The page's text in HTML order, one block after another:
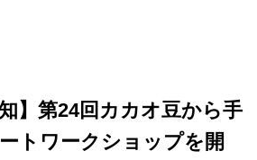
】第24回カカオ豆から手
トワークショップを開